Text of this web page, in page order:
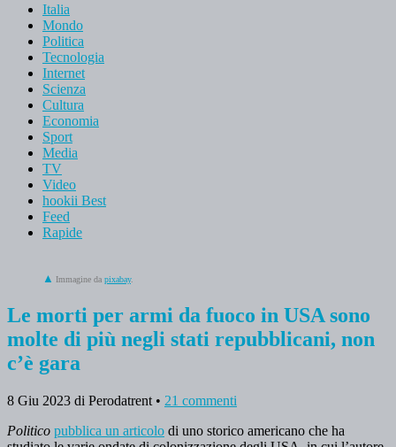
Italia
Mondo
Politica
Tecnologia
Internet
Scienza
Cultura
Economia
Sport
Media
TV
Video
hookii Best
Feed
Rapide
Immagine da pixabay.
Le morti per armi da fuoco in USA sono
molte di più negli stati repubblicani, non
c’è gara
8 Giu 2023 di Perodatrent • 21 commenti
Politico pubblica un articolo di uno storico americano che ha